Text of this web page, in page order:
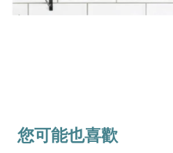
您可能也喜歡